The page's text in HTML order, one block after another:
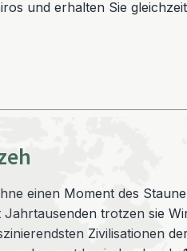
und erhalten Sie
einen Moment des
trotzen sie
Zivilisationen